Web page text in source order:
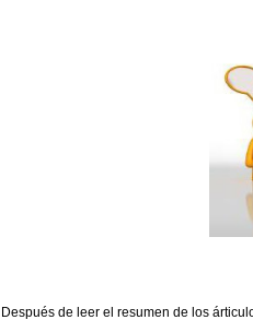
Después de leer el resumen de los